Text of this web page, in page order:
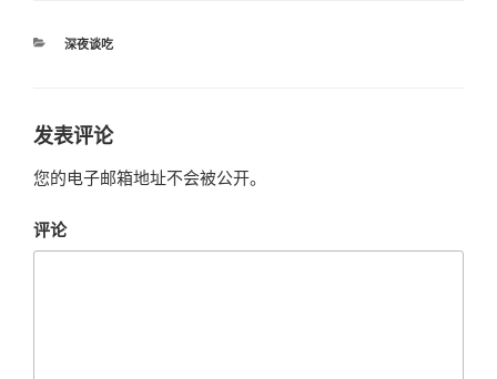
分
深夜谈吃
发表评论
您的电子邮箱地址不会被公开。
评论